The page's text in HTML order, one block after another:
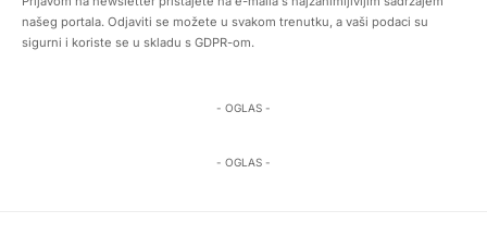
našeg portala. Odjaviti se možete u svakom trenutku, a vaši podaci su
sigurni i koriste se u skladu s GDPR-om.
- OGLAS -
- OGLAS -